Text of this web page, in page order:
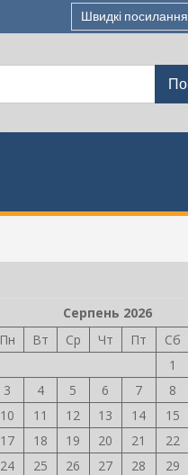
Швидкі посилання
Серпень 2026
Пн
Вт Ср Чт Пт Сб
1
3
4 5 6 7 8
10
11 12 13 14 15
17
18 19 20 21 22
24
25 26 27 28 29